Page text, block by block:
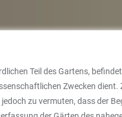
Teil des Gartens,
Zwecken
zu vermuten, dass der